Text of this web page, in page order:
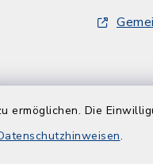
ermöglichen. Die
.